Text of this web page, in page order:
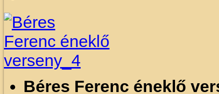
Béres Ferenc éneklő